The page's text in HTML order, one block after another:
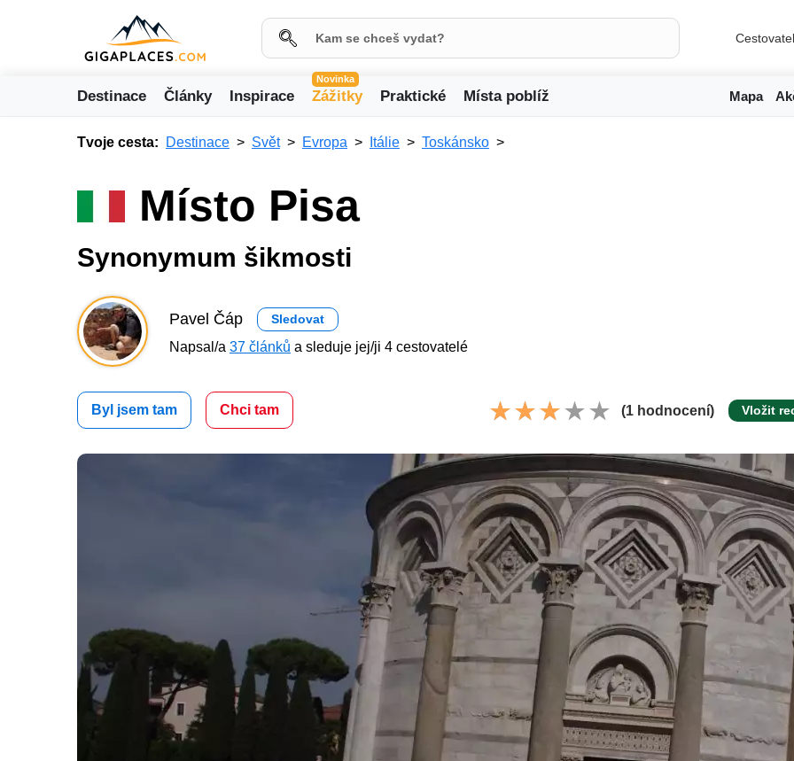
Destinace Články Inspirace
Novinka
Zážitky Praktické Místa poblíž Mapa
Tvoje cesta: Destinace Svět Evropa Itálie Toskánsko
Místo Pisa
Synonymum šikmosti
Pavel Čáp Sledovat
Napsal/a 37 článků a sleduje jej/ji 4 cestovatelé
Byl jsem tam Chci tam (1 hodnocení) Vložit